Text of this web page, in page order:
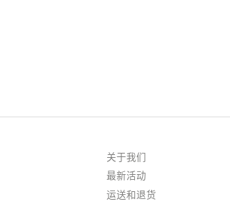
关于我们
最新活动
运送和退货